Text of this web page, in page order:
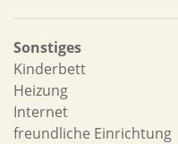
Sonstiges
Kinderbett
Heizung
Internet
freundliche Einrichtung